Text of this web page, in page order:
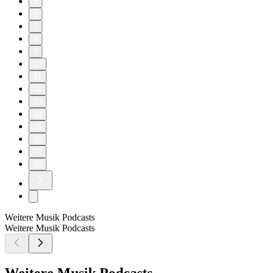
Weitere Musik Podcasts
Weitere Musik Podcasts